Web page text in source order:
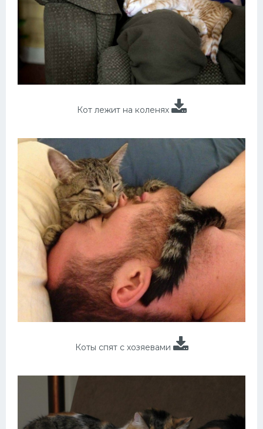
Кот лежит на коленях
Коты спят с хозяевами